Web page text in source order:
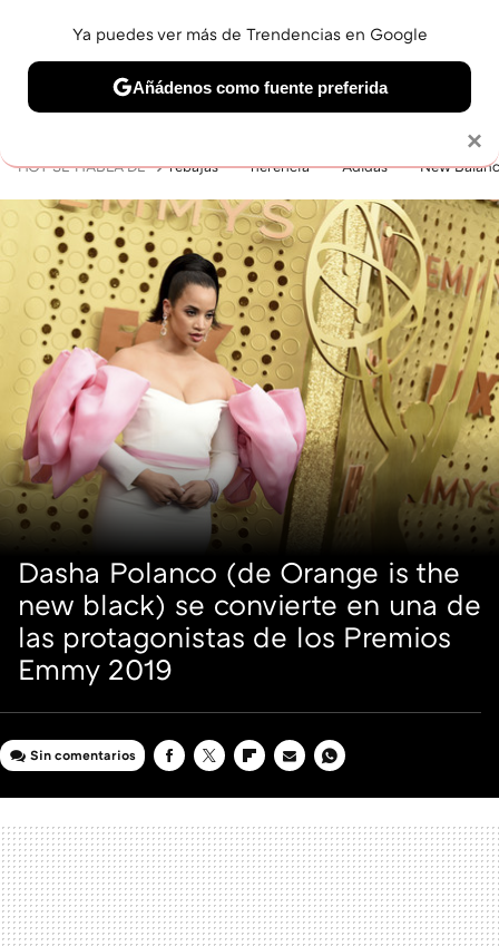
BELLEZA SHOPPING VIAJES GASTRO SNEAKERS
HOY SE HABLA DE rebajas herencia Adidas New
Dasha Polanco (de Orange is the
new black) se convierte en una de
las protagonistas de los Premios
Emmy 2019
Sin comentarios
×
Ya puedes ver más de Trendencias en Google
Añádenos como fuente preferida